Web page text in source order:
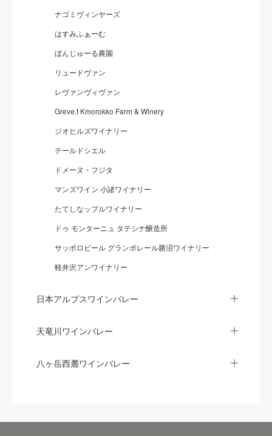
ナゴミヴィンヤーズ
はすみふぁーむ
ぼんじゅーる農園
リュードヴァン
レヴァンヴィヴァン
Greve.t Kmorokko Farm & Winery
ジオヒルズワイナリー
テールドシエル
ドメーヌ・フジタ
マンズワイン 小諸ワイナリー
たてしなップルワイナリー
ドゥ モンターニュ タテシナ醸造所
サッポロビール グランポレール勝沼ワイナリー
軽井沢アンワイナリー
日本アルプスワインバレー
天竜川ワインバレー
八ヶ岳西麓ワインバレー